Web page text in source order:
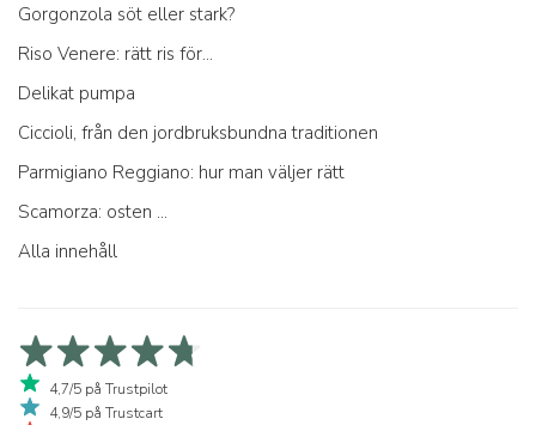
Gorgonzola söt eller stark?
Riso Venere: rätt ris för...
Delikat pumpa
Ciccioli, från den jordbruksbundna traditionen
Parmigiano Reggiano: hur man väljer rätt
Scamorza: osten ...
Alla innehåll
4,7/5 på Trustpilot
4,9/5 på Trustcart